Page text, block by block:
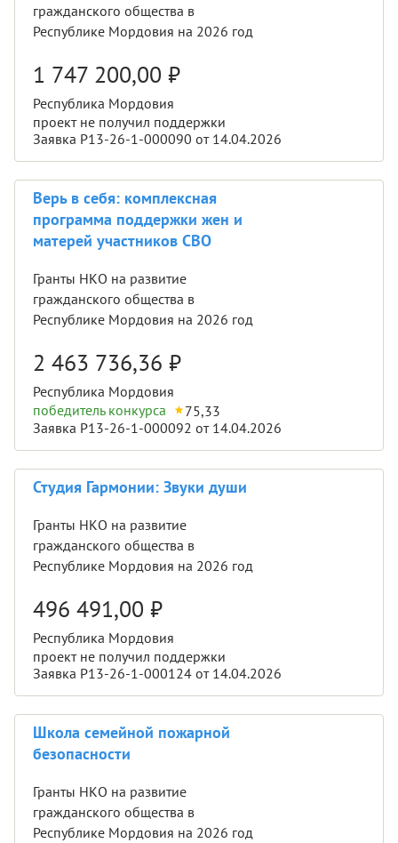
гражданского общества в
Республике Мордовия на 2026 год
1 747 200,00 ₽
Республика Мордовия
проект не получил поддержки
Заявка Р13-26-1-000090 от 14.04.2026
Верь в себя: комплексная
программа поддержки жен и
матерей участников СВО
Гранты НКО на развитие
гражданского общества в
Республике Мордовия на 2026 год
2 463 736,36 ₽
Республика Мордовия
победитель конкурса
75,33
Заявка Р13-26-1-000092 от 14.04.2026
Студия Гармонии: Звуки души
Гранты НКО на развитие
гражданского общества в
Республике Мордовия на 2026 год
496 491,00 ₽
Республика Мордовия
проект не получил поддержки
Заявка Р13-26-1-000124 от 14.04.2026
Школа семейной пожарной
безопасности
Гранты НКО на развитие
гражданского общества в
Республике Мордовия на 2026 год